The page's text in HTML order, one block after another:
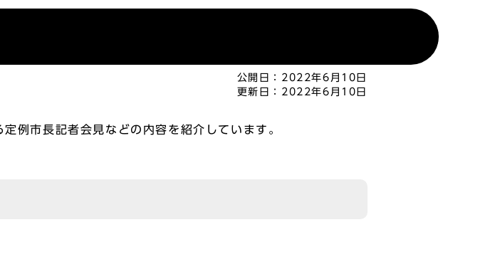
公開日： 2022年6月10日
更新日： 2022年6月10日
例市長記者会見などの内容を紹介しています。